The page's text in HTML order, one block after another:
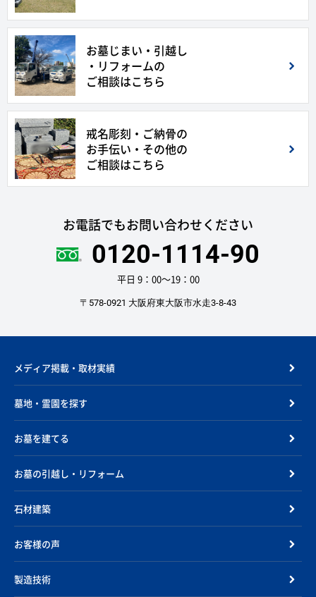
お墓じまい・引越し
・リフォームの
ご相談はこちら
戒名彫刻・ご納骨の
お手伝い・その他の
ご相談はこちら
お電話でもお問い合わせください
0120-1114-90
平日 9：00〜19：00
〒578-0921 大阪府東大阪市水走3-8-43
メディア掲載・取材実績
墓地・霊園を探す
お墓を建てる
お墓の引越し・リフォーム
石材建築
お客様の声
製造技術